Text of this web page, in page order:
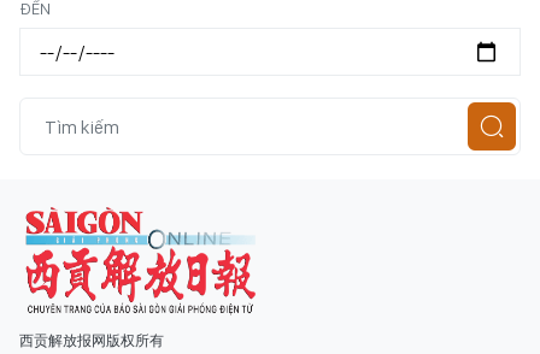
ĐẾN
西贡解放报网版权所有